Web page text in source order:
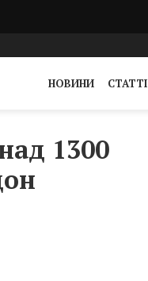
НОВИНИ СТАТТІ
1300